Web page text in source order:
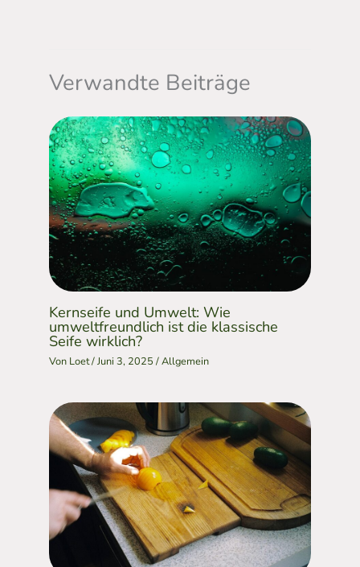
Verwandte Beiträge
Kernseife und Umwelt: Wie
umweltfreundlich ist die klassische
Seife wirklich?
Von Loet/Juni 3, 2025/Allgemein